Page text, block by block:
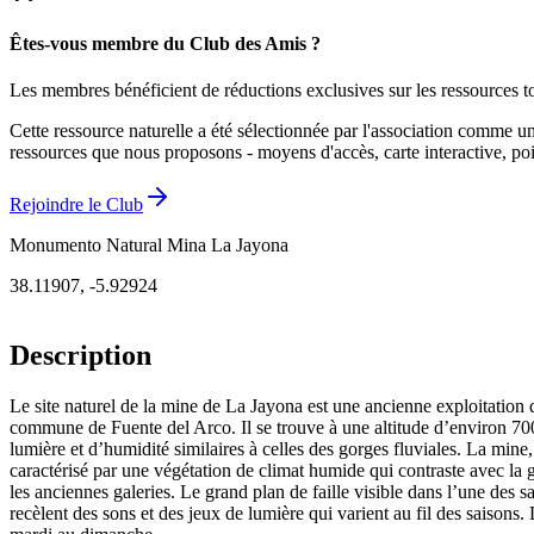
Êtes-vous membre du Club des Amis ?
Les membres bénéficient de réductions exclusives sur les
Cette ressource naturelle a été sélectionnée par l'association comme
ressources que nous proposons - moyens d'accès, carte interactive,
Rejoindre le Club
Monumento Natural Mina La Jayona
38.11907, -5.92924
Description
Le site naturel de la mine de La Jayona est une ancienne
commune de Fuente del Arco. Il se trouve à une altitude d’environ
lumière et d’humidité similaires à celles des gorges fluviales. La
caractérisé par une végétation de climat humide qui contraste avec
les anciennes galeries. Le grand plan de faille visible dans l’une des
recèlent des sons et des jeux de lumière qui varient au fil des